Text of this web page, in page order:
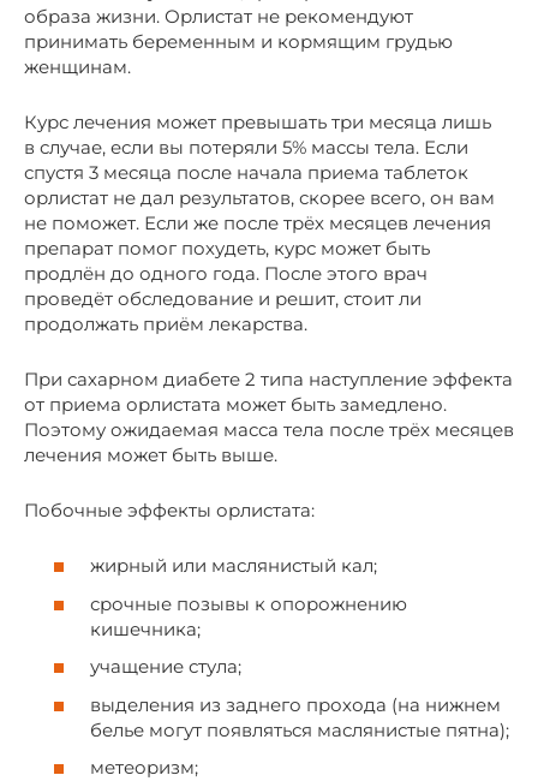
образа жизни. Орлистат не рекомендуют
принимать беременным и кормящим грудью
женщинам.
Курс лечения может превышать три месяца лишь
в случае, если вы потеряли 5% массы тела. Если
спустя 3 месяца после начала приема таблеток
орлистат не дал результатов, скорее всего, он вам
не поможет. Если же после трёх месяцев лечения
препарат помог похудеть, курс может быть
продлён до одного года. После этого врач
проведёт обследование и решит, стоит ли
продолжать приём лекарства.
При сахарном диабете 2 типа наступление эффекта
от приема орлистата может быть замедлено.
Поэтому ожидаемая масса тела после трёх месяцев
лечения может быть выше.
Побочные эффекты орлистата:
жирный или маслянистый кал;
срочные позывы к опорожнению
кишечника;
учащение стула;
выделения из заднего прохода (на нижнем
белье могут появляться маслянистые пятна);
метеоризм;